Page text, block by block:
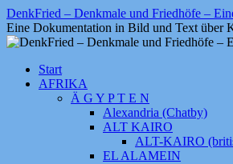
Zum
Inhalt
springen
DenkFried – Denkmale und Friedhöfe –
Eine Dokumentation in Bild und Text über
Start
AFRIKA
Ä G Y P T E N
Alexandria (Chatby)
ALT KAIRO
ALT-KAIRO
EL ALAMEIN